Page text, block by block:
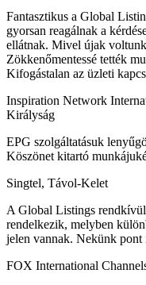
Fantasztikus a Global
gyorsan reagálnak a
ellátnak. Mivel újak
Zökkenőmentessé tették
Kifogástalan az üzleti
Inspiration Network
Királyság
EPG szolgáltatásuk
Köszönet kitartó
Singtel, Távol-Kelet
A Global Listings
rendelkezik, melyben
jelen vannak. Nekünk pont
FOX International